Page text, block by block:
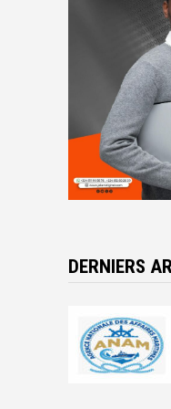
DERNIERS